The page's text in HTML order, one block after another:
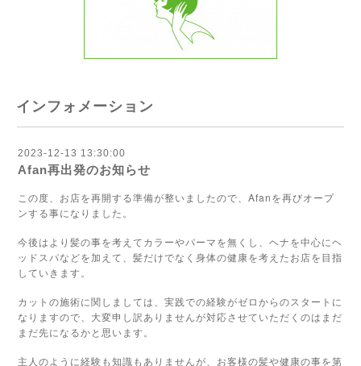
インフォメーション
2023-12-13 13:30:00
Afan再出発のお知らせ
この度、お店を再開する準備が整いましたので、Afanを再びオープ
ンする事になりました。
今後はより髪の事を考えてカラーやパーマを無くし、ヘナを中心にヘ
ッドスパなどを加えて、髪だけでなく身体の健康を考えたお店を目指
していきます。
カットの施術に関しましては、実践での経験がゼロからのスタートに
なりますので、大変申し訳ありませんが対応させていただくのはまだ
まだ先になるかと思います。
主人のように経験も知識もありませんが、お客様の髪や健康の事を第